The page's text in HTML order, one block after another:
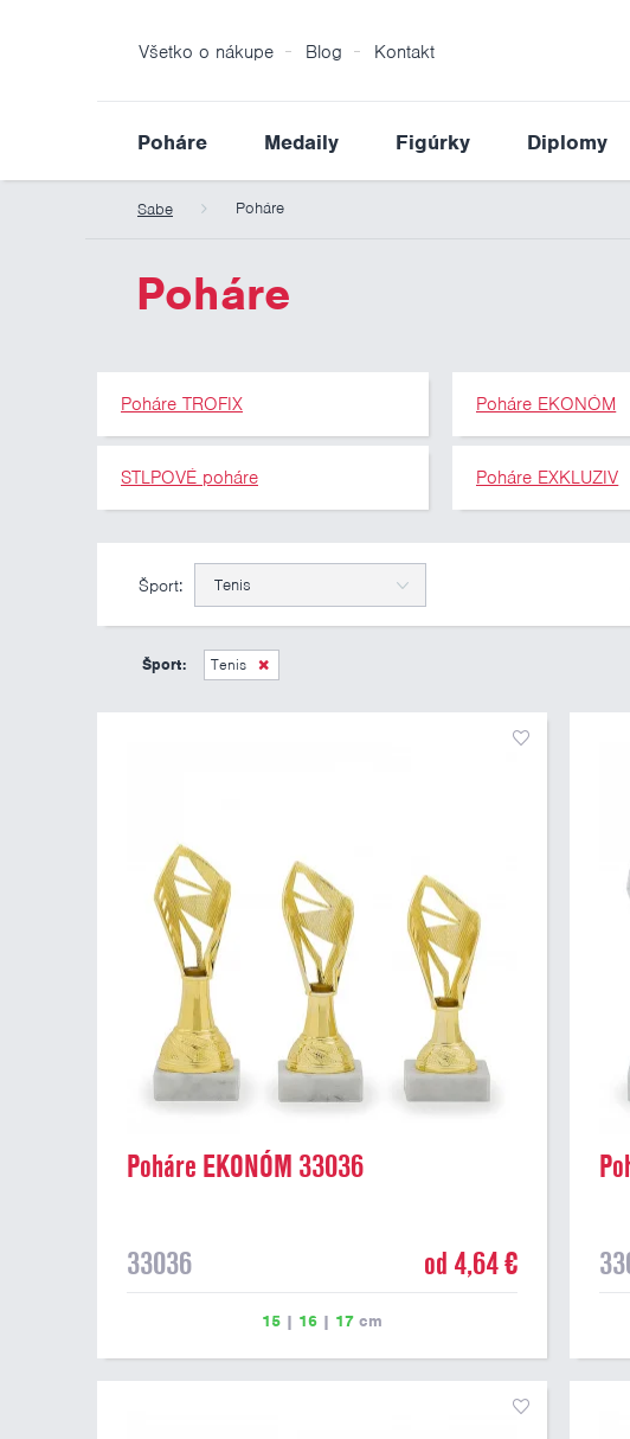
Všetko o nákupe Blog Kontakt
Poháre Medaily Figúrky Diplomy
Sabe Poháre
Poháre
Poháre TROFIX Poháre EKONÓM
STLPOVÉ poháre Poháre EXKLUZIV
Šport: Tenis
Šport: Tenis
Poháre EKONÓM 33036
33036 od 4,64 €
15| 16| 17cm